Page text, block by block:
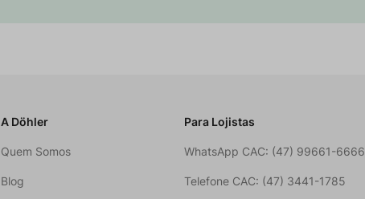
A Döhler
Quem Somos
Blog
Para Lojistas
WhatsApp CAC: (47) 99661-6666
Telefone CAC: (47) 3441-1785